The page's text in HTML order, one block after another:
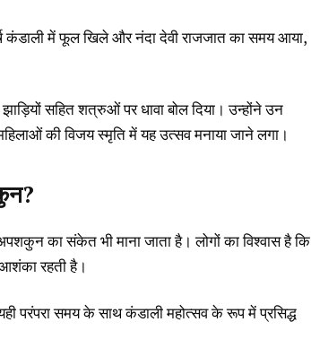
कंडाली में फूल खिले और नंदा देवी राजजात का समय आया,
सहित शत्रुओं पर धावा बोल दिया। उन्होंने उन
की विजय स्मृति में यह उत्सव मनाया जाने लगा।
का संकेत भी माना जाता है। लोगों का विश्वास है कि
रहती है।
परंपरा समय के साथ कंडाली महोत्सव के रूप में प्रसिद्ध